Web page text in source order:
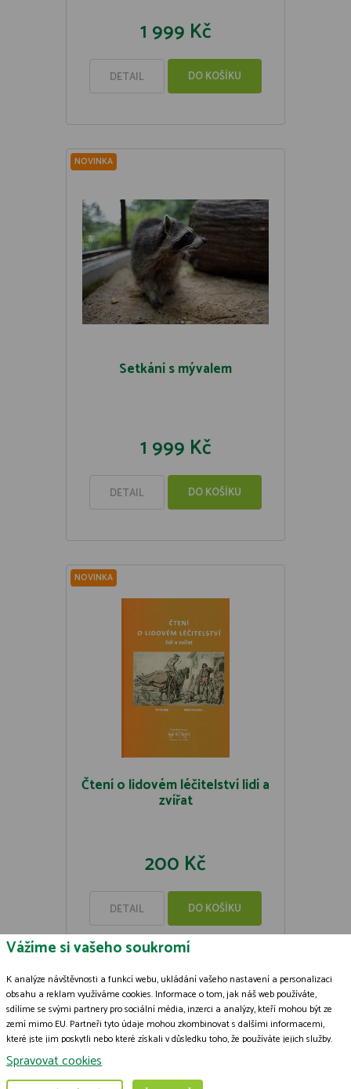
1 999 Kč
DETAIL DO KOŠÍKU
NOVINKA
Setkání s mývalem
1 999 Kč
DETAIL DO KOŠÍKU
NOVINKA
Čtení o lidovém léčitelství lidí a
zvířat
200 Kč
DETAIL DO KOŠÍKU
© 2009-2026 ČSOP Vlašim,všechna práva vyhrazena
Zásady zpracování souborů cookies
Grafický návrh
Vážíme si vašeho soukromí
K analýze návštěvnosti a funkcí webu, ukládání vašeho nastavení a personalizaci
obsahu a reklam využíváme cookies. Informace o tom, jak náš web používáte,
sdílíme se svými partnery pro sociální média, inzerci a analýzy, kteří mohou být ze
zemí mimo EU. Partneři tyto údaje mohou zkombinovat s dalšími informacemi,
které jste jim poskytli nebo které získali v důsledku toho, že používáte jejich služby.
Podrobné informace
Spravovat cookies